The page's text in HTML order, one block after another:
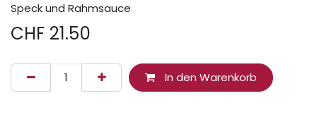
Speck und Rahmsauce
CHF 21.50
In den Warenkorb